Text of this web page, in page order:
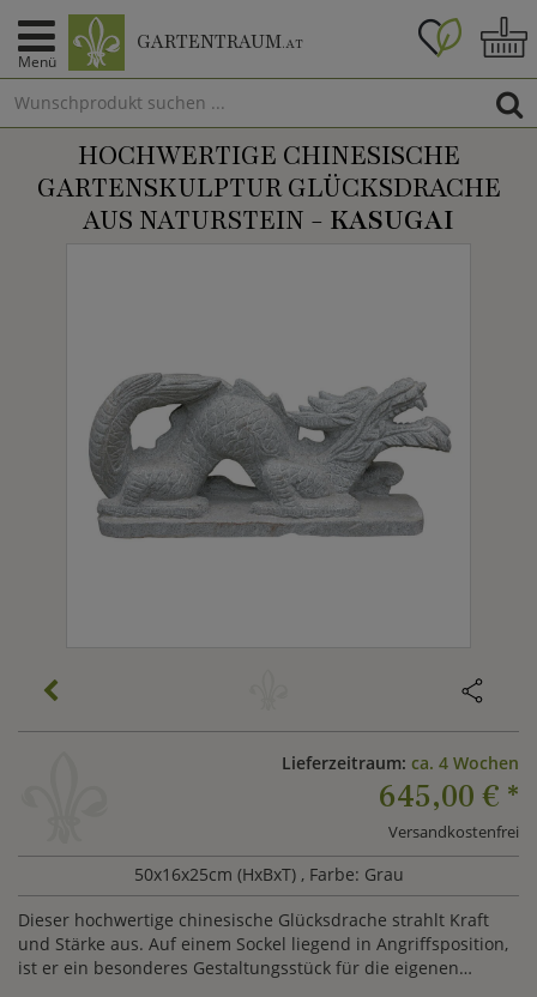
Menü
GARTENTRAUM.AT
HOCHWERTIGE CHINESISCHE
GARTENSKULPTUR GLÜCKSDRACHE
AUS NATURSTEIN - KASUGAI
Lieferzeitraum: ca. 4 Wochen
645,00 € *
Versandkostenfrei
50x16x25cm (HxBxT) , Farbe: Grau
Dieser hochwertige chinesische Glücksdrache strahlt Kraft
und Stärke aus. Auf einem Sockel liegend in Angriffsposition,
ist er ein besonderes Gestaltungsstück für die eigenen